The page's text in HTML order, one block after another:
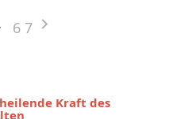
6 7
Kraft des